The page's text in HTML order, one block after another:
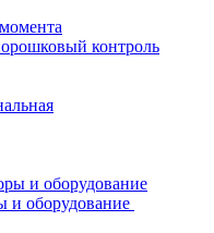
контроль
и оборудование